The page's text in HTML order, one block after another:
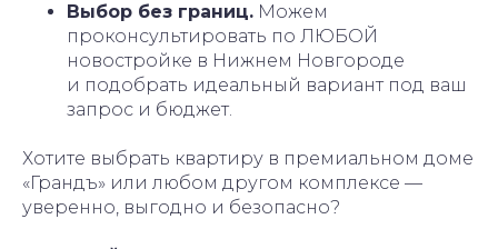
Выбор без границ. Можем
проконсультировать по ЛЮБОЙ
новостройке в Нижнем Новгороде
и подобрать идеальный вариант под ваш
запрос и бюджет.
Хотите выбрать квартиру в премиальном доме
«Грандъ» или любом другом комплексе —
уверенно, выгодно и безопасно?